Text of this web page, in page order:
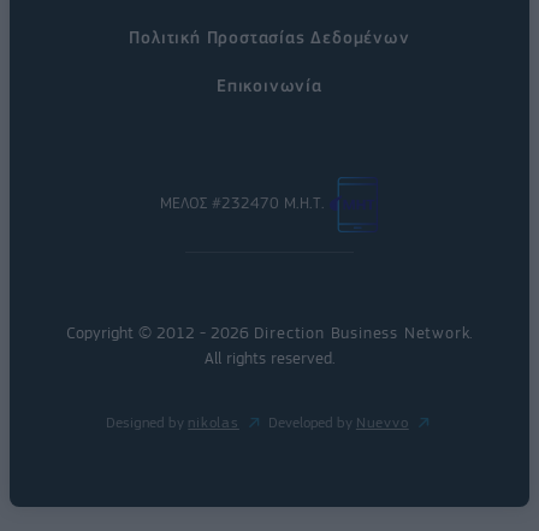
Πολιτική Προστασίας Δεδομένων
Επικοινωνία
ΜΕΛΟΣ #232470 Μ.Η.Τ.
Copyright © 2012 - 2026 Direction Business Network
All rights reserved.
Designed by nikolas Developed by Nuevvo